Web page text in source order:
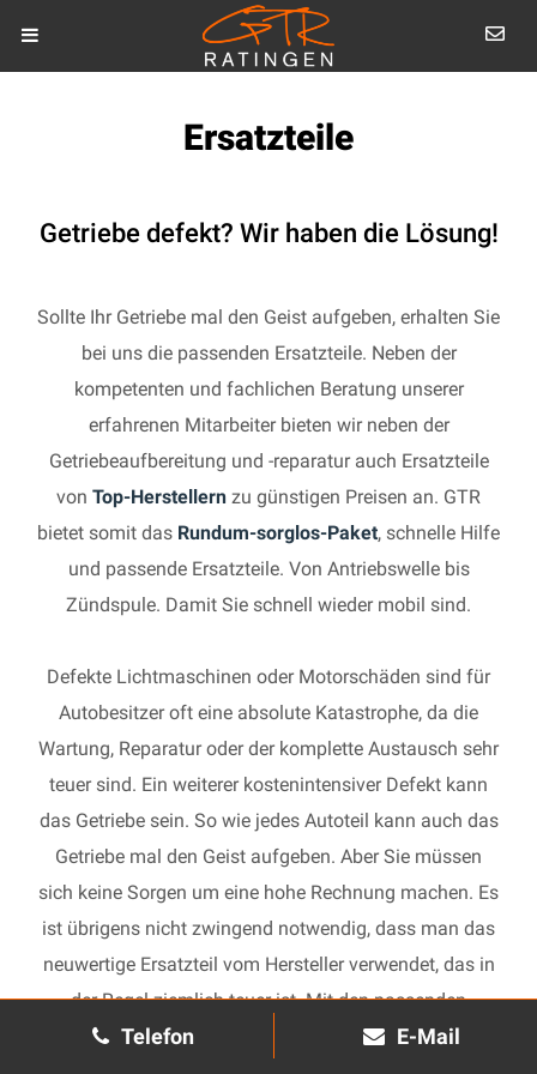
Telefon E-Mail
Ersatzteile
Getriebe defekt? Wir haben die Lösung!
Sollte Ihr Getriebe mal den Geist aufgeben, erhalten Sie
bei uns die passenden Ersatzteile. Neben der
kompetenten und fachlichen Beratung unserer
erfahrenen Mitarbeiter bieten wir neben der
Getriebeaufbereitung und -reparatur auch Ersatzteile
von Top-Herstellern zu günstigen Preisen an. GTR
bietet somit das Rundum-sorglos-Paket, schnelle Hilfe
und passende Ersatzteile. Von Antriebswelle bis
Zündspule. Damit Sie schnell wieder mobil sind.
Defekte Lichtmaschinen oder Motorschäden sind für
Autobesitzer oft eine absolute Katastrophe, da die
Wartung, Reparatur oder der komplette Austausch sehr
teuer sind. Ein weiterer kostenintensiver Defekt kann
das Getriebe sein. So wie jedes Autoteil kann auch das
Getriebe mal den Geist aufgeben. Aber Sie müssen
sich keine Sorgen um eine hohe Rechnung machen. Es
ist übrigens nicht zwingend notwendig, dass man das
neuwertige Ersatzteil vom Hersteller verwendet, das in
der Regel ziemlich teuer ist. Mit den passenden
Ersatzteilen kann jedes gebrauchte Getriebe schnell